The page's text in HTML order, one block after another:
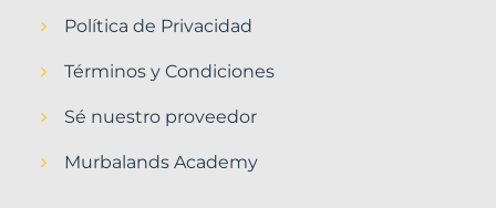
Política de Privacidad
Términos y Condiciones
Sé nuestro proveedor
Murbalands Academy